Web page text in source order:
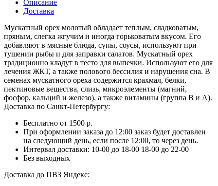
Описание
Доставка
Мускатный орех молотый обладает теплым, сладковатым,
пряным, слегка жгучим и иногда горьковатым вкусом. Его
добавляют в мясные блюда, супы, соусы, используют при
тушении рыбы и для заправки салатов. Мускатный орех
традиционно кладут в тесто для выпечки. Используют его для
лечения ЖКТ, а также полового бессилия и нарушения сна. В
семенах мускатного ореха содержится крахмал, белки,
пектиновые вещества, слизь, микроэлементы (магний,
фосфор, кальций и железо), а также витамины (группа В и А).
Доставка по Санкт-Петербургу:
Бесплатно от 1500 р.
При оформлении заказа до 12:00 заказ будет доставлен
на следующий день, если после 12:00, то через день.
Интервал доставки: 10-00 до 18-00 18-00 до 22-00
Без выходных
Доставка до ПВЗ Яндекс: